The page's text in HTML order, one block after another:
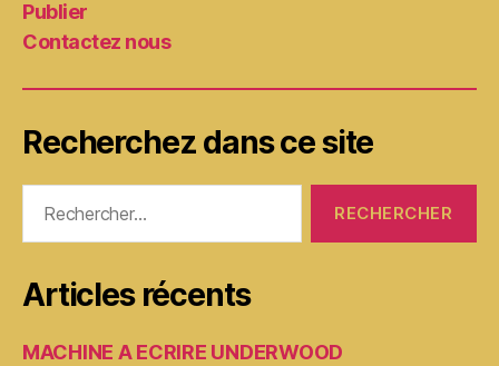
Publier
Contactez nous
Recherchez dans ce site
Articles récents
MACHINE A ECRIRE UNDERWOOD